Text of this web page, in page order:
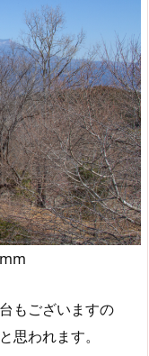
もございますの
思われます。